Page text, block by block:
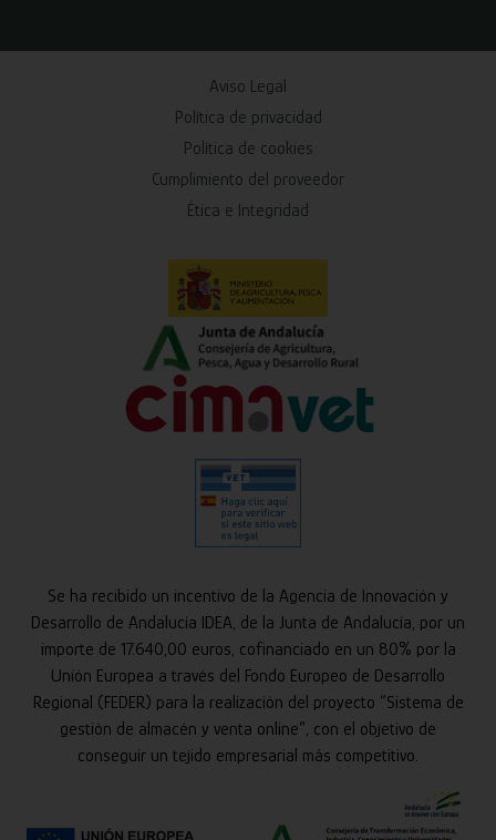
Aviso Legal
Política de privacidad
Política de cookies
Cumplimiento del proveedor
Ética e Integridad
Se ha recibido un incentivo de la Agencia de Innovación y
Desarrollo de Andalucía IDEA, de la Junta de Andalucía, por un
importe de 17.640,00 euros, cofinanciado en un 80% por la
Unión Europea a través del Fondo Europeo de Desarrollo
Regional (FEDER) para la realización del proyecto “Sistema de
gestión de almacén y venta online”, con el objetivo de
conseguir un tejido empresarial más competitivo.